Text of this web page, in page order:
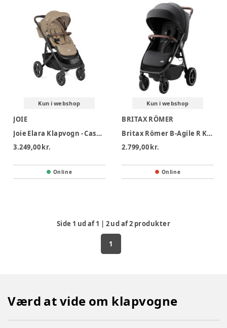
Kun i webshop
JOIE
Joie Elara Klapvogn - Cashew
3.249,00 kr.
Online
Kun i webshop
BRITAX RÖMER
Britax Römer B-Agile R Klapvogn - Carbon Black
2.799,00 kr.
Online
Side 1 ud af1 | 2ud af2 produkter
1
Værd at vide om klapvogne